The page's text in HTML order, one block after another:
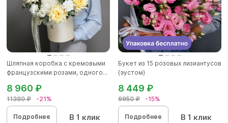
Шляпная коробка с кремовыми
французскими розами, одного...
11380 ₽ -21%
8 960 ₽
Подробнее В 1 клик
Букет из 15 розовых лизиантусов
(эустом)
9950 ₽ -15%
8 449 ₽
Подробнее В 1 клик